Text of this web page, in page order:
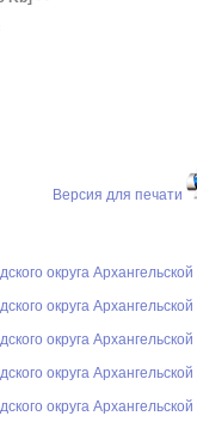
Версия для печати
округа Архангельской
округа Архангельской
округа Архангельской
округа Архангельской
округа Архангельской